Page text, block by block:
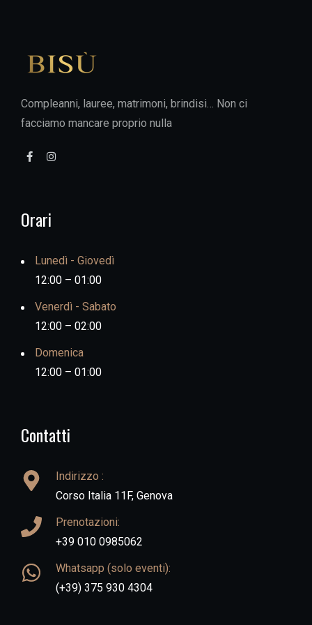
Compleanni, lauree, matrimoni, brindisi… Non ci
facciamo mancare proprio nulla
Orari
Lunedì - Giovedì
12:00 – 01:00
Venerdì - Sabato
12:00 – 02:00
Domenica
12:00 – 01:00
Contatti
Indirizzo :
Corso Italia 11F, Genova
Prenotazioni:
+39 010 0985062
Whatsapp (solo eventi):
(+39) 375 930 4304